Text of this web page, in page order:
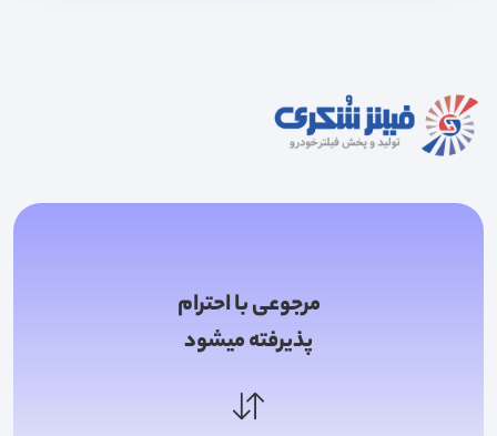
مرجوعی با احترام
پذیرفته میشود